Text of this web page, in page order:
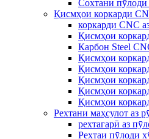
Сохтани пӯлоди
Қисмҳои коркарди
коркарди CNC
Қисмҳои
Карбон Steel
Қисмҳои
Қисмҳои
Қисмҳои
Қисмҳои
Қисмҳои
Рехтани маҳсулот аз
рехтагарӣ аз
Рехтаи пӯлоди